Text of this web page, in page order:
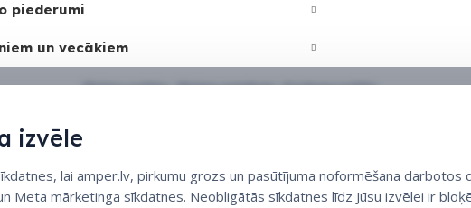
piederumi
un vecākiem
izvēle
lai amper.lv, pirkumu grozs un pasūtījuma noformēšana darbotos
Meta mārketinga sīkdatnes. Neobligātās sīkdatnes līdz Jūsu izvēlei ir
Sīkdatņu politika• Sīkdatņu iestatījumi •Privātuma politika